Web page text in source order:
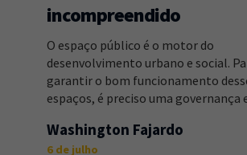
incompreendido
O espaço público é o motor do
desenvolvimento urbano e social.
garantir o bom funcionamento
espaços, é preciso uma governança
Washington Fajardo
6 de julho